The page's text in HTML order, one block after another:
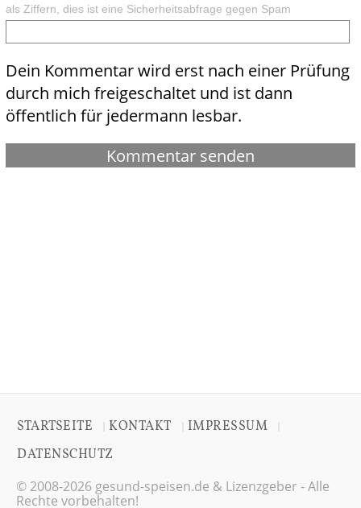
als Ziffern, dies ist eine Sicherheitsabfrage gegen Spam
Dein Kommentar wird erst nach einer Prüfung
durch mich freigeschaltet und ist dann
öffentlich für jedermann lesbar.
STARTSEITE KONTAKT IMPRESSUM
DATENSCHUTZ
© 2008-2026 gesund-speisen.de & Lizenzgeber - Alle
Rechte vorbehalten!